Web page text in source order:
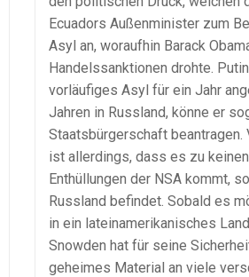
Ecuadors Außenminister zum
Asyl an, woraufhin Barack
Handelssanktionen drohte.
vorläufiges Asyl für ein Jahr
Jahren in Russland, könne er
Staatsbürgerschaft beantragen.
ist allerdings, dass es zu
Enthüllungen der NSA kommt,
Russland befindet. Sobald es
in ein lateinamerikanisches
Snowden hat für seine
geheimes Material an viele